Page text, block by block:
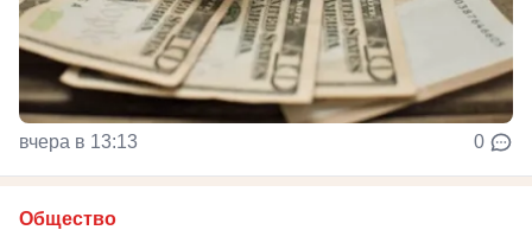
вчера в 13:13 0
Общество